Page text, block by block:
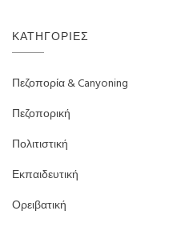
ΚΑΤΗΓΟΡΊΕΣ
Πεζοπορία & Canyoning
Πεζοπορική
Πολιτιστική
Εκπαιδευτική
Ορειβατική